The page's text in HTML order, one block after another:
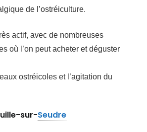
de l’ostréiculture.
actif, avec de nombreuses
où l’on peut acheter et déguster
ostréicoles et l’agitation du
sur-Seudre